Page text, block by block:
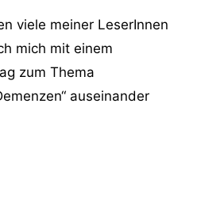
viele meiner LeserInnen
mich mit einem
zum Thema
auseinander